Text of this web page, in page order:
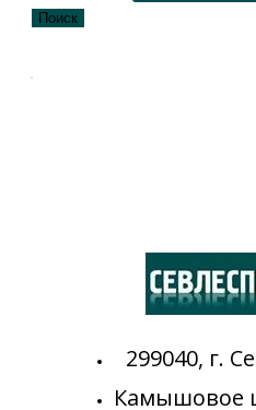
Поиск
299040, г.
Камышовое